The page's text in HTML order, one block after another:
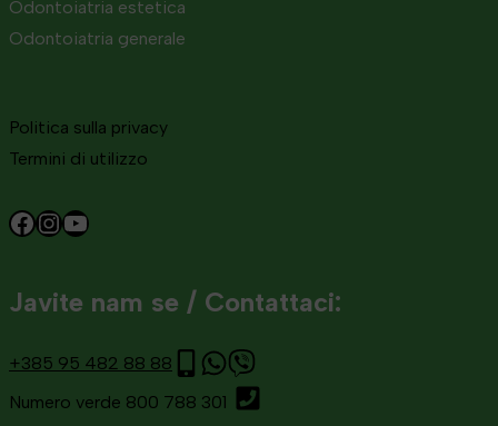
Odontoiatria estetica
Odontoiatria generale
Politica sulla privacy
Termini di utilizzo
Facebook
Instagram
YouTube
Javite nam se / Contattaci:
+385 95 482 88 88
Numero verde 800 788 301